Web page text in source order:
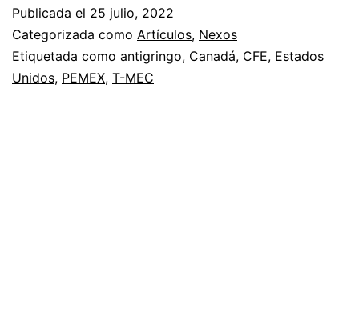
Publicada el 25 julio, 2022
Categorizada como Artículos, Nexos
Etiquetada como antigringo, Canadá, CFE, Estados
Unidos, PEMEX, T-MEC